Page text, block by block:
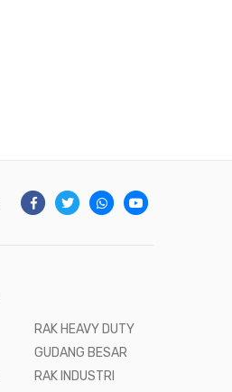
RAK HEAVY DUTY
GUDANG BESAR
RAK INDUSTRI